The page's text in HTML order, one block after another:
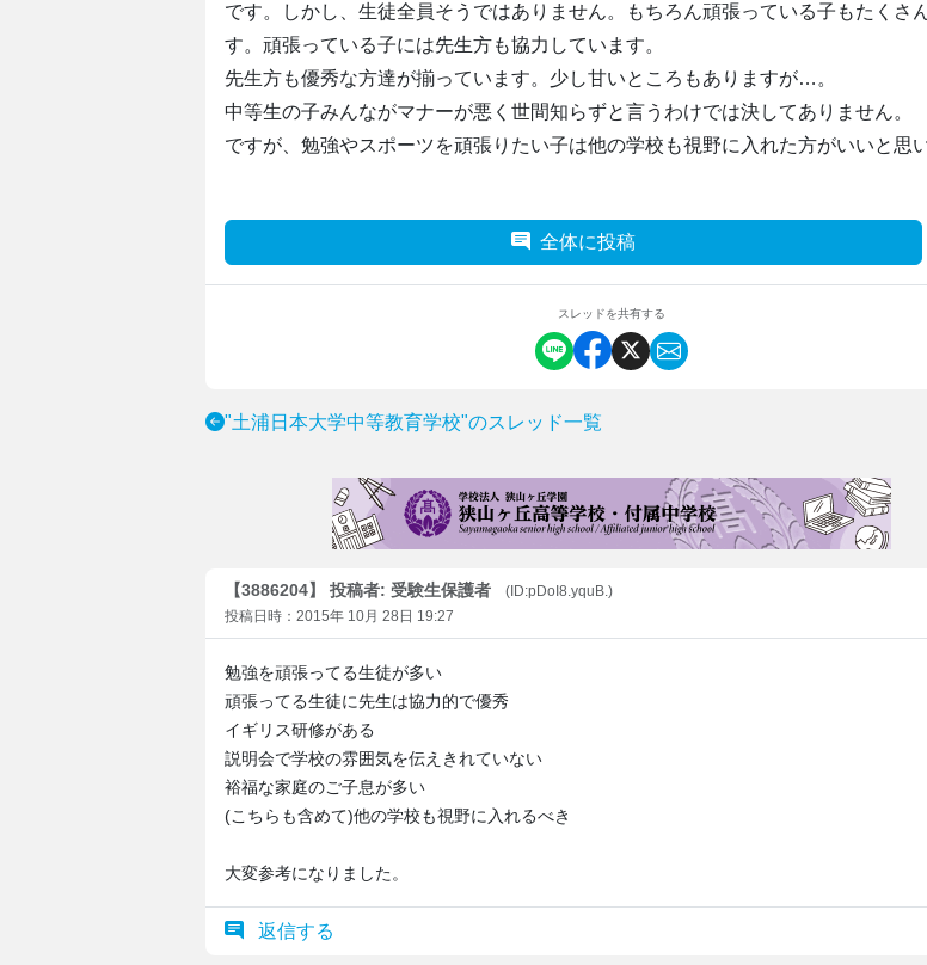
です。しかし、生徒全員そうではありません。もちろん頑張っている子もたくさ
す。頑張っている子には先生方も協力しています。
先生方も優秀な方達が揃っています。少し甘いところもありますが…。
中等生の子みんながマナーが悪く世間知らずと言うわけでは決してありません。
ですが、勉強やスポーツを頑張りたい子は他の学校も視野に入れた方がいいと思い
全体に投稿
スレッドを共有する
"土浦日本大学中等教育学校"のスレッド一覧
【3886204】 投稿者: 受験生保護者
(ID:pDoI8.yquB.)
投稿日時：2015年 10月 28日 19:27
勉強を頑張ってる生徒が多い
頑張ってる生徒に先生は協力的で優秀
イギリス研修がある
説明会で学校の雰囲気を伝えきれていない
裕福な家庭のご子息が多い
(こちらも含めて)他の学校も視野に入れるべき
大変参考になりました。
返信する